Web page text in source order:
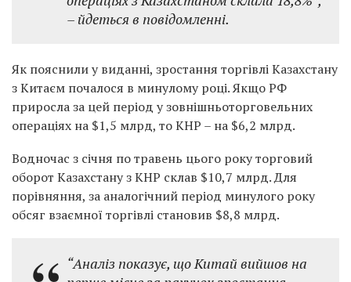
– йдеться в повідомленні.
Як пояснили у виданні, зростання торгівлі Казахстану
з Китаєм почалося в минулому році. Якщо РФ
приросла за цей період у зовнішньоторговельних
операціях на $1,5 млрд, то КНР – на $6,2 млрд.
Водночас з січня по травень цього року торговий
оборот Казахстану з КНР склав $10,7 млрд. Для
порівняння, за аналогічний період минулого року
обсяг взаємної торгівлі становив $8,8 млрд.
“Аналіз показує, що Китай вийшов на